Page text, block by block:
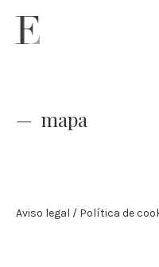
mapa
Aviso legal Política de